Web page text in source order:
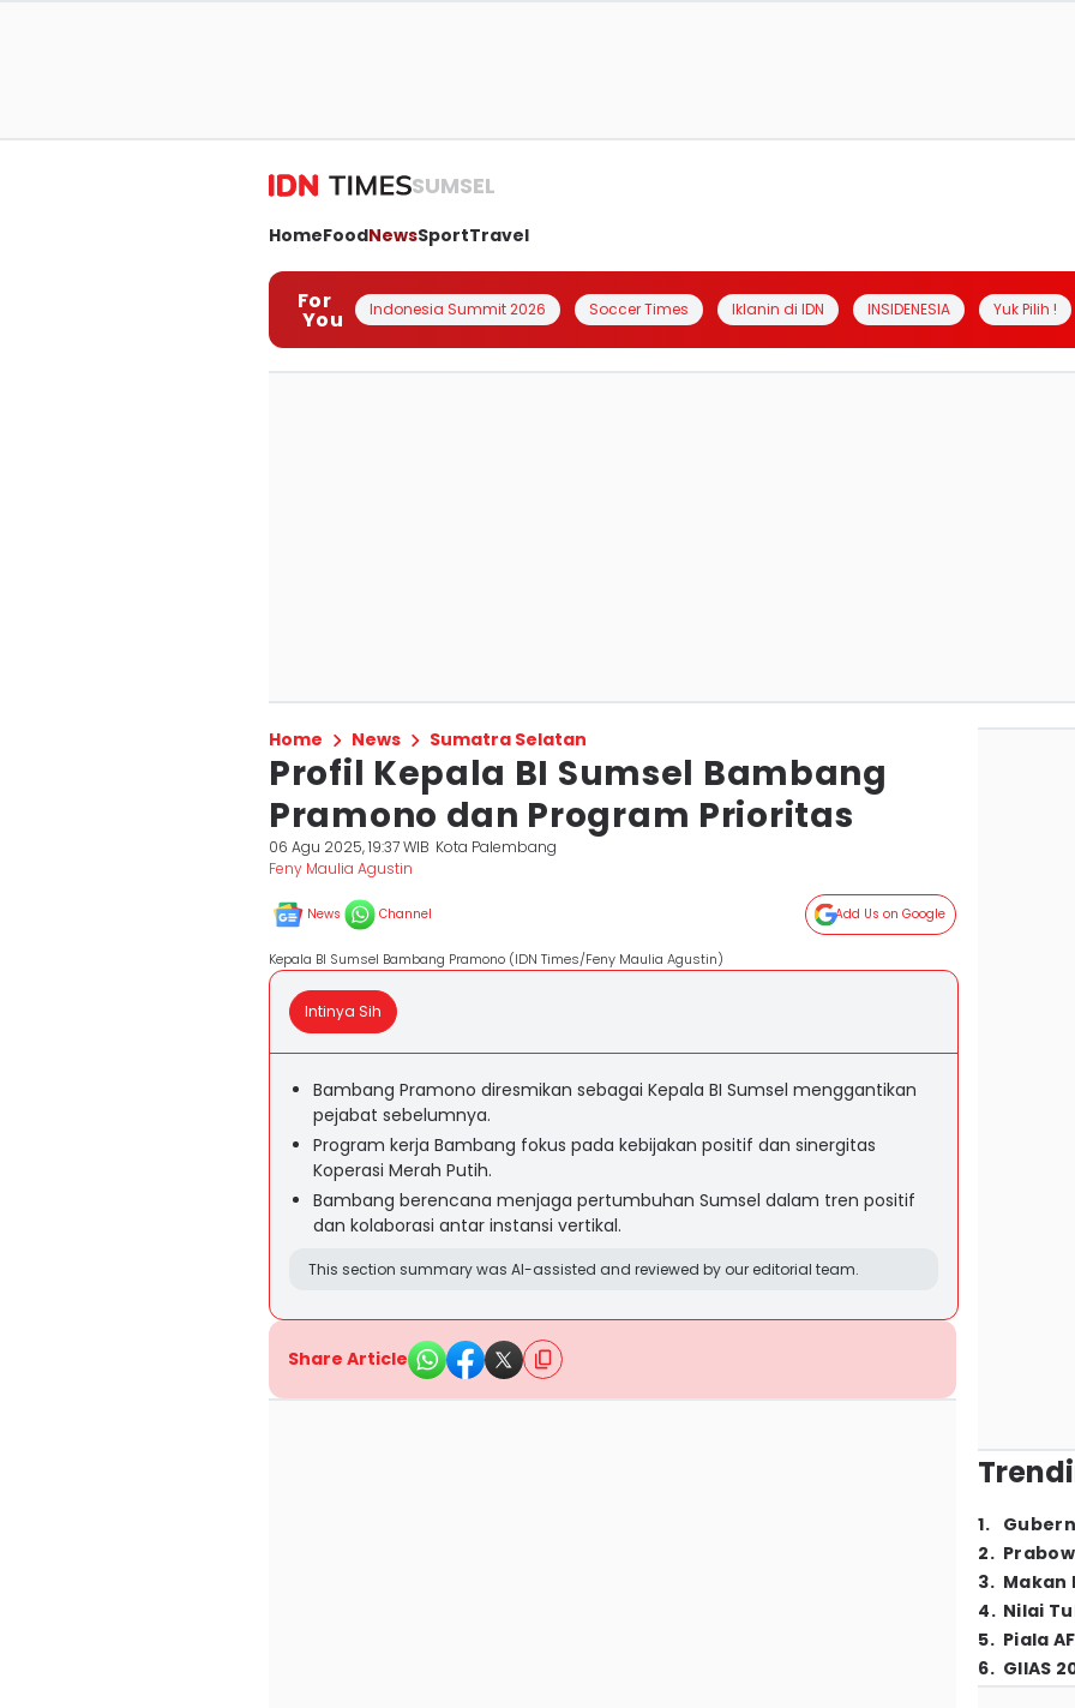
SUMSEL
HomeFoodNewsSportTravel
For
You Indonesia Summit 2026 Soccer Times Iklanin di IDN INSIDENESIA Yuk Pilih !
Home News Sumatra Selatan
Profil Kepala BI Sumsel Bambang
Pramono dan Program Prioritas
06 Agu 2025, 19:37 WIB Kota Palembang
Feny Maulia Agustin
News Channel Add Us on Google
Kepala BI Sumsel Bambang Pramono (IDN Times/Feny Maulia Agustin)
Intinya Sih
Bambang Pramono diresmikan sebagai Kepala BI Sumsel menggantikan
pejabat sebelumnya.
Program kerja Bambang fokus pada kebijakan positif dan sinergitas
Koperasi Merah Putih.
Bambang berencana menjaga pertumbuhan Sumsel dalam tren positif
dan kolaborasi antar instansi vertikal.
This section summary was AI-assisted and reviewed by our editorial team.
Share Article
1.
2.
3. Makan
4. Nilai
5. Piala
6. GIIAS